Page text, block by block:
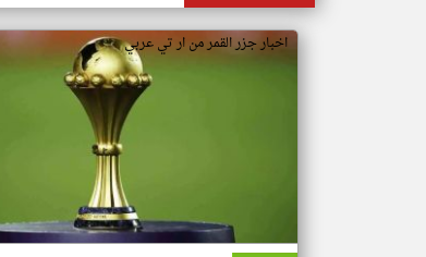
اخبار جزر القمر من ار تي عربي